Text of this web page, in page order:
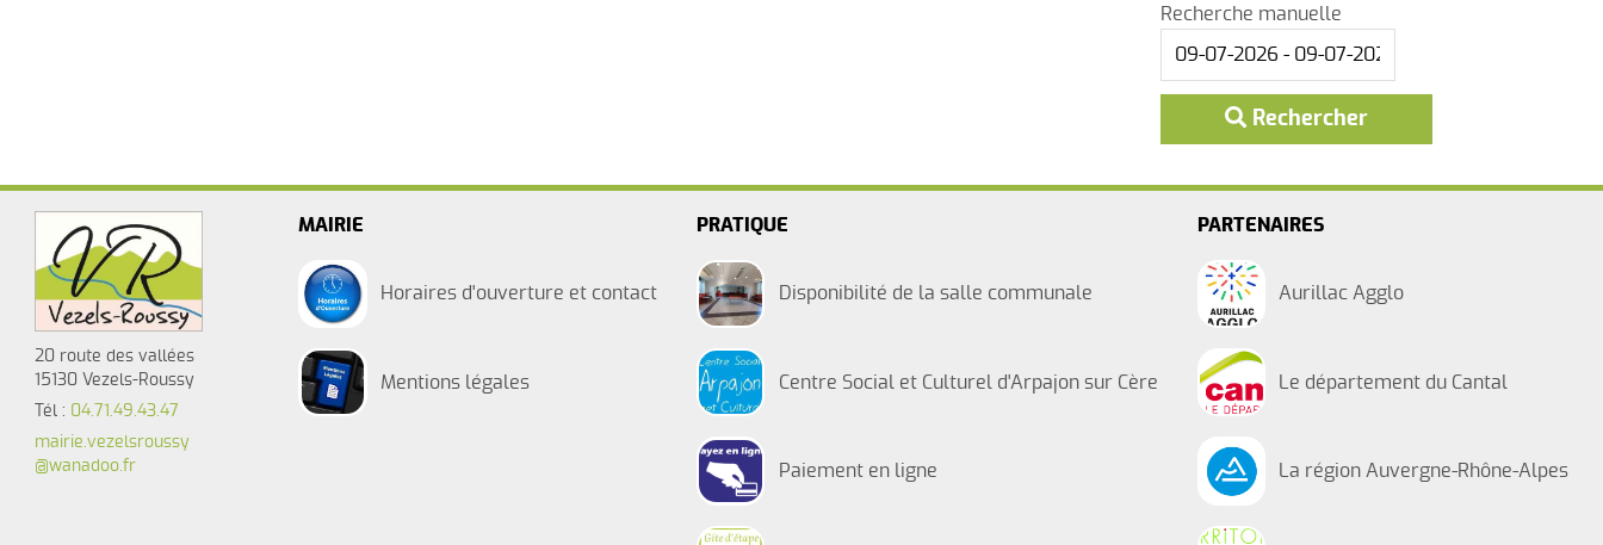
Déchetterie - CABA
Brûlage des déchets verts et
Recherche manuelle
Rechercher
20 route des vallées
15130 Vezels-Roussy
Tél : 04.71.49.43.47
mairie.vezelsroussy
@wanadoo.fr
MAIRIE
Horaires d'ouverture et contact
Mentions légales
PRATIQUE
Disponibilité de la salle communale
Centre Social et Culturel d'Arpajon sur Cère
Paiement en ligne
PARTENAIRES
Aurillac Agglo
Le département du Cantal
La région Auvergne-Rhône-Alpes